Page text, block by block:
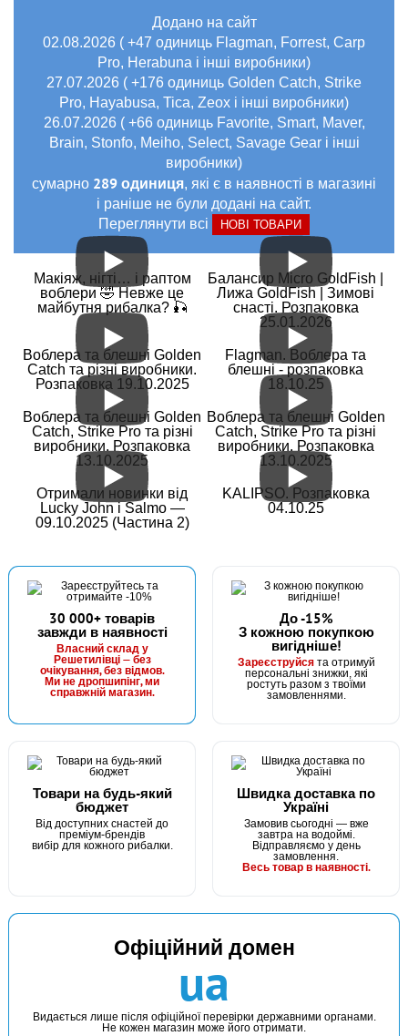
Додано на сайт
02.08.2026 ( +47 одиниць Flagman, Forrest, Carp
Pro, Herabuna і інші виробники)
27.07.2026 ( +176 одиниць Golden Catch, Strike
Pro, Hayabusa, Tica, Zeox і інші виробники)
26.07.2026 ( +66 одиниць Favorite, Smart, Maver,
Brain, Stonfo, Meiho, Select, Savage Gear і інші
виробники)
сумарно 289 одиниця, які є в наявності в магазині
і раніше не були додані на сайт.
Переглянути всі
НОВІ ТОВАРИ
Макіяж, нігті… і раптом
воблери 🤣 Невже це
майбутня рибалка? 🎣
Балансир Micro GoldFish |
Лижа GoldFish | Зимові
снасті. Розпаковка
25.01.2026
Воблера та блешні Golden
Catch та різні виробники.
Розпаковка 19.10.2025
Flagman. Воблера та
блешні - розпаковка
18.10.25
Воблера та блешні Golden
Catch, Strike Pro та різні
виробники. Розпаковка
13.10.2025
Воблера та блешні Golden
Catch, Strike Pro та різні
виробники. Розпаковка
13.10.2025
Отримали новинки від
Lucky John і Salmo —
09.10.2025 (Частина 2)
KALIPSO. Розпаковка
04.10.25
30 000+ товарів
завжди в наявності
Власний склад у
Решетилівці — без
очікування, без відмов.
Ми не дропшипінг, ми
справжній магазин.
До -15%
З кожною покупкою
вигідніше!
Зареєструйсята отримуй
персональні знижки, які
ростуть разом з твоїми
замовленнями.
Товари на будь-який
бюджет
Від доступних снастей до
преміум-брендів
вибір для кожного рибалки.
Швидка доставка по
Україні
Замовив сьогодні — вже
завтра на водоймі.
Відправляємо у день
замовлення.
Весь товар в наявності.
Офіційний домен
ua
Видається лише після офіційної перевірки державними органами.
Не кожен магазин може його отримати.